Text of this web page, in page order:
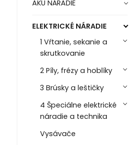
AKU NÁRADIE
ELEKTRICKÉ NÁRADIE
1 Vŕtanie, sekanie a
skrutkovanie
2 Píly, frézy a hoblíky
3 Brúsky a leštičky
4 Špeciálne elektrické
náradie a technika
Vysávače